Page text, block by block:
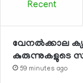
Recent
വേനല്‍ക്കാല
കുരുന്നുകളുടെ
59 minutes ago